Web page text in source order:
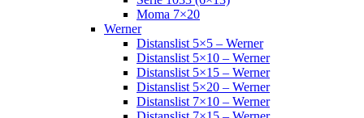
Moma 7×20
Werner
Distanslist 5×5 – Werner
Distanslist 5×10 – Werner
Distanslist 5×15 – Werner
Distanslist 5×20 – Werner
Distanslist 7×10 – Werner